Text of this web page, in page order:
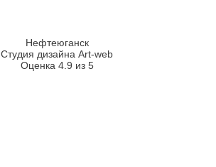
Нефтеюганск
Студия дизайна Art-web
Оценка 4.9 из 5